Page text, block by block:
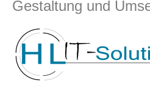
Gestaltung und